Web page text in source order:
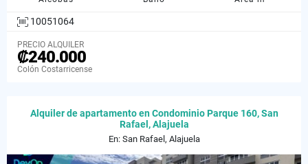
10051064
PRECIO ALQUILER
₡240.000
Colón Costarricense
Alquiler de apartamento en Condominio Parque 160, San
Rafael, Alajuela
En: San Rafael, Alajuela